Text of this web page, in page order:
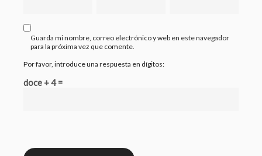
Guarda mi nombre, correo electrónico y web en este navegador
para la próxima vez que comente.
Por favor, introduce una respuesta en dígitos:
doce + 4 =